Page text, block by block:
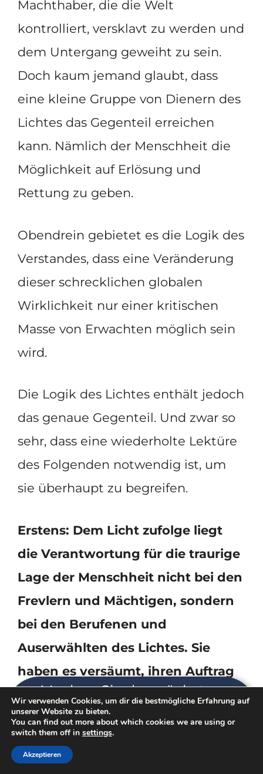
Machthaber, die die Welt
kontrolliert, versklavt zu werden und
dem Untergang geweiht zu sein.
Doch kaum jemand glaubt, dass
eine kleine Gruppe von Dienern des
Lichtes das Gegenteil erreichen
kann. Nämlich der Menschheit die
Möglichkeit auf Erlösung und
Rettung zu geben.
Obendrein gebietet es die Logik des
Verstandes, dass eine Veränderung
dieser schrecklichen globalen
Wirklichkeit nur einer kritischen
Masse von Erwachten möglich sein
wird.
Die Logik des Lichtes enthält jedoch
das genaue Gegenteil. Und zwar so
sehr, dass eine wiederholte Lektüre
des Folgenden notwendig ist, um
sie überhaupt zu begreifen.
Erstens: Dem Licht zufolge liegt
die Verantwortung für die traurige
Lage der Menschheit nicht bei den
Frevlern und Mächtigen, sondern
bei den Berufenen und
Auserwählten des Lichtes. Sie
haben es versäumt, ihren Auftrag
zu erfüllen und traten damit ihre
Macht dem Dunkel ab.
Wie bereits erwähnt, hat das Dunkel
Machen Sie den nächsten
Schritt: Schreiben Sie sich sich
jetzt ein für LASST MEINEN
GEIST FREI!
Wir verwenden Cookies, um dir die bestmögliche Erfahrung auf
unserer Website zu bieten.
You can find out more about which cookies we are using or
switch them off in settings.
Akzeptieren